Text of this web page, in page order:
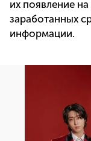
их появление
заработанных
информации.